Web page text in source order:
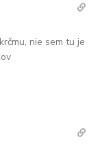
nie sem tu je